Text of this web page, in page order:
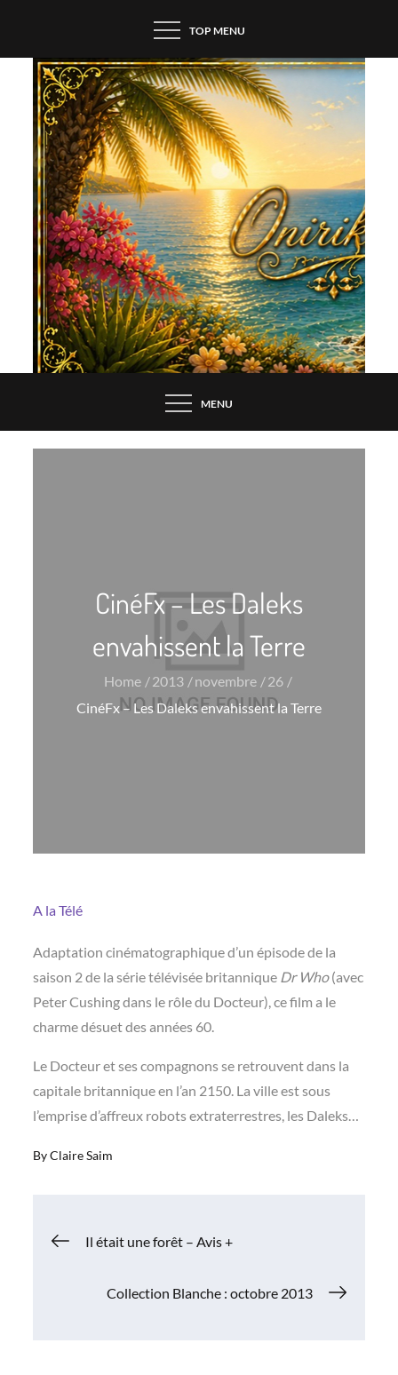
content
TOP MENU
MENU
CinéFx – Les Daleks
envahissent la Terre
Home 2013 novembre
26
CinéFx – Les Daleks envahissent la Terre
A la Télé
Adaptation cinématographique d’un épisode de la
saison 2 de la série télévisée britannique Dr Who(avec
Peter Cushing dans le rôle du Docteur), ce film a le
charme désuet des années 60.
Le Docteur et ses compagnons se retrouvent dans la
capitale britannique en l’an 2150. La ville est sous
l’emprise d’affreux robots extraterrestres, les Daleks…
ByClaire Saim
Navigation
Il était une forêt – Avis +
Collection Blanche : octobre 2013